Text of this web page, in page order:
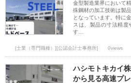
金型製造業界において
殊鋼材の加工技術は製
となっています。特に
スは、製品の寸法精度
す…
[士業（専門職種）][公認会計士事務所] 0views
ハシモトキカイ
から見る高速プ